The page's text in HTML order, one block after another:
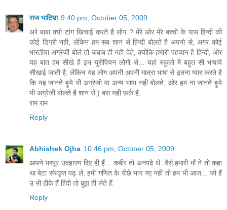
राज भाटिय़ा 9:40 pm, October 05, 2009
अरे बाबा क्यो टांग खिचाई करते है लोग ? मेरे ओर मेरे बच्चो के पास हिन्दी की
कोई डिगरी नही, लेकिन हम सब शान से हिन्दी बोलते है अपनो से, अगर कोई
भारतीया अग्रेजी बोले तो जबाब ही नही देते, क्योकि हमारी पहचान है हिन्दी, ओर
यह बात हम सीखे है इन युरोपियन लोगो से... यहां स्कुलो मै बहुत सी भाषाये
सीखाई जाती है, लेकिन यह लोग अपनी अपनी मात्रा भाषा से इतना प्यार करते है
कि यह जानते हुये भी अग्रेजी या अन्य भाषा नही बोलते, ओर हम ना जानते हुये
भी अग्रेजी बोलते है शान से:) बस यही फ़र्क है,
राम राम
Reply
Abhishek Ojha 10:46 pm, October 05, 2009
आपने भरपूर उदहारण दिए ही हैं... कबीर तो अनपढे थे. वैसे हमारी माँ ने तो कहा
था बेटा संस्कृत पढ़ ले. हमीं गणित के पीछे भाग गए नहीं तो हम भी आज... जो हैं
उ भी ठीके हैं हिंदी तो बुझ ही लेते हैं.
Reply